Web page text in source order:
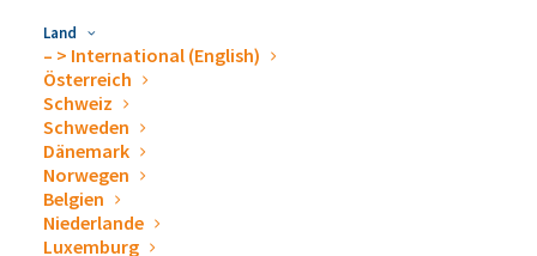
Land
– > International (English)
Österreich
Schweiz
Schweden
Dänemark
Norwegen
Belgien
Niederlande
Luxemburg
Kontakt
Erklärung zur Barrierefreiheit